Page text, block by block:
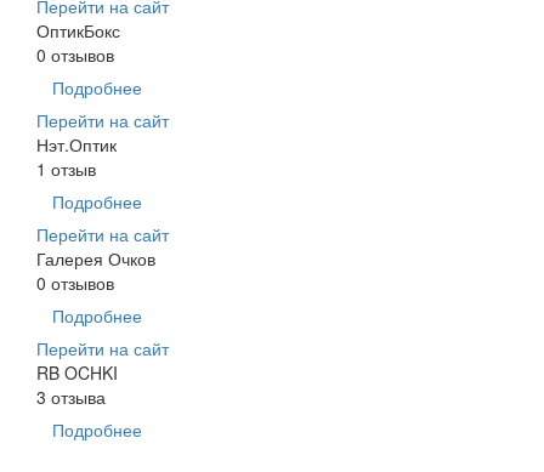
Перейти на сайт
ОптикБокс
0 отзывов
Подробнее
Перейти на сайт
Нэт.Оптик
1 отзыв
Подробнее
Перейти на сайт
Галерея Очков
0 отзывов
Подробнее
Перейти на сайт
RB OCHKI
3 отзыва
Подробнее